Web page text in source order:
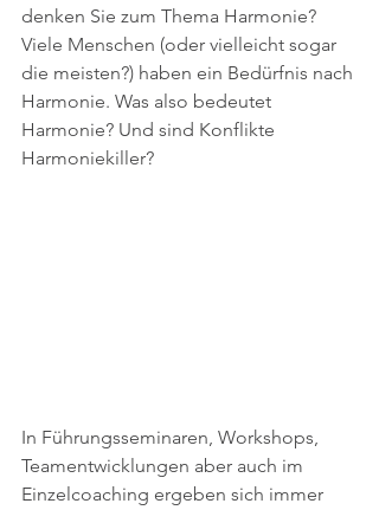
denken Sie zum Thema Harmonie?
Viele Menschen (oder vielleicht sogar
die meisten?) haben ein Bedürfnis nach
Harmonie. Was also bedeutet
Harmonie? Und sind Konflikte
Harmoniekiller?
In Führungsseminaren, Workshops,
Teamentwicklungen aber auch im
Einzelcoaching ergeben sich immer